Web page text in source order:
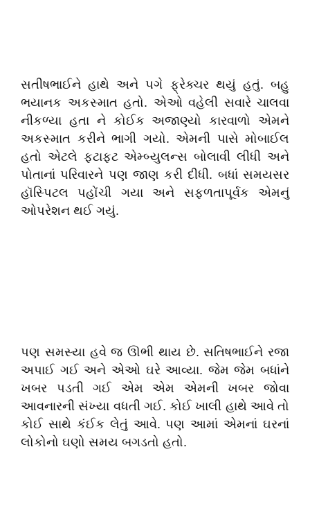
સતીષભાઈને હાથે અને પગે ફ્રેક્ચર થયું હતું. બહુ
ભયાનક અકસ્માત હતો. એઓ વહેલી સવારે ચાલવા
નીકળ્યા હતા ને કોઈક અજાણ્યો કારવાળો એમને
અકસ્માત કરીને ભાગી ગયો. એમની પાસે મોબાઈલ
હતો એટલે ફટાફટ એમ્બ્યુલન્સ બોલાવી લીધી અને
પોતાનાં પરિવારને પણ જાણ કરી દીધી. બધાં સમયસર
હૉસ્પિટલ પહોંચી ગયા અને સફળતાપૂર્વક એમનું
ઓપરેશન થઈ ગયું.
પણ સમસ્યા હવે જ ઊભી થાય છે. સતિષભાઈને રજા
અપાઈ ગઈ અને એઓ ઘરે આવ્યા. જેમ જેમ બધાંને
ખબર પડતી ગઈ એમ એમ એમની ખબર જોવા
આવનારની સંખ્યા વધતી ગઈ. કોઈ ખાલી હાથે આવે તો
કોઈ સાથે કંઈક લેતું આવે. પણ આમાં એમનાં ઘરનાં
લોકોનો ઘણો સમય બગડતો હતો.